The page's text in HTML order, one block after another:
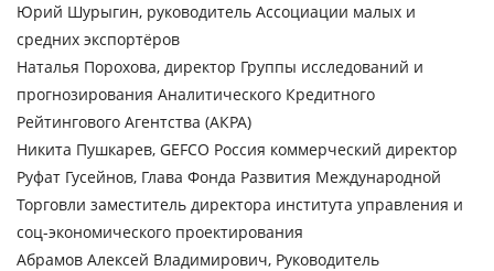
Юрий Шурыгин, руководитель Ассоциации малых и
средних экспортёров
Наталья Порохова, директор Группы исследований и
прогнозирования Аналитического Кредитного
Рейтингового Агентства (АКРА)
Никита Пушкарев, GEFCO Россия коммерческий директор
Руфат Гусейнов, Глава Фонда Развития Международной
Торговли заместитель директора института управления и
соц-экономического проектирования
Абрамов Алексей Владимирович, Руководитель